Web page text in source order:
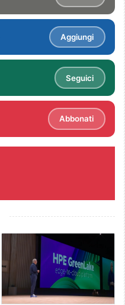
Aggiungi
Seguici
Abbonati